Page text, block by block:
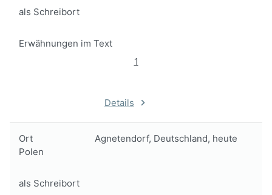
als Schreibort
Erwähnungen im Text
1
Details
Ort
Agnetendorf, Deutschland, heute
Polen
als Schreibort